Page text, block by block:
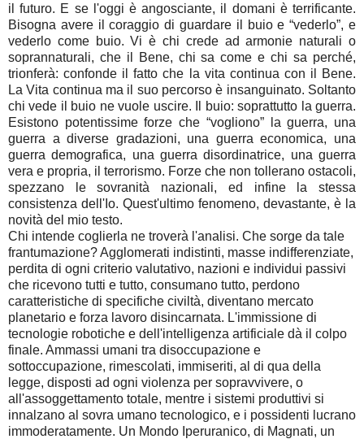
il futuro. E se l'oggi è angosciante, il domani è terrificante.
Bisogna avere il coraggio di guardare il buio e “vederlo”, e
vederlo come buio. Vi è chi crede ad armonie naturali o
soprannaturali, che il Bene, chi sa come e chi sa perché,
trionferà: confonde il fatto che la vita continua con il Bene.
La Vita continua ma il suo percorso è insanguinato. Soltanto
chi vede il buio ne vuole uscire. Il buio: soprattutto la guerra.
Esistono potentissime forze che “vogliono” la guerra, una
guerra a diverse gradazioni, una guerra economica, una
guerra demografica, una guerra disordinatrice, una guerra
vera e propria, il terrorismo. Forze che non tollerano ostacoli,
spezzano le sovranità nazionali, ed infine la stessa
consistenza dell'Io. Quest'ultimo fenomeno, devastante, è la
novità del mio testo.
Chi intende coglierla ne troverà l'analisi. Che sorge da tale
frantumazione? Agglomerati indistinti, masse indifferenziate,
perdita di ogni criterio valutativo, nazioni e individui passivi
che ricevono tutti e tutto, consumano tutto, perdono
caratteristiche di specifiche civiltà, diventano mercato
planetario e forza lavoro disincarnata. L'immissione di
tecnologie robotiche e dell'intelligenza artificiale dà il colpo
finale. Ammassi umani tra disoccupazione e
sottoccupazione, rimescolati, immiseriti, al di qua della
legge, disposti ad ogni violenza per sopravvivere, o
all'assoggettamento totale, mentre i sistemi produttivi si
innalzano al sovra umano tecnologico, e i possidenti lucrano
immoderatamente. Un Mondo Iperuranico, di Magnati, un